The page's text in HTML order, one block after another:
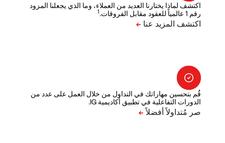
اكتشف لماذا يختارنا العديد من العملاء، وما الذي يجعلنا المزود
رقم 1 عالمياً للعقود مقابل الفروقات.
1
قُم بتحسين مهاراتك في التداول من خلال العمل على عدد من
الدورات التفاعلية في تطبيق أكاديمية IG.